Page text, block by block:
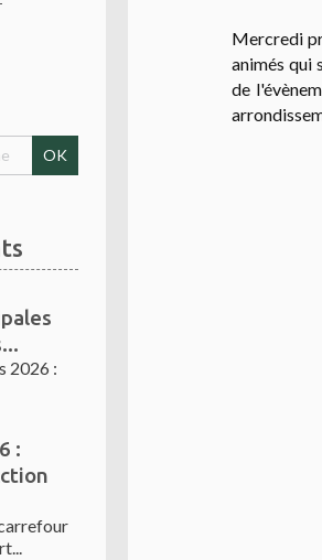
2026 :
:
Mercredi
animés qui
de